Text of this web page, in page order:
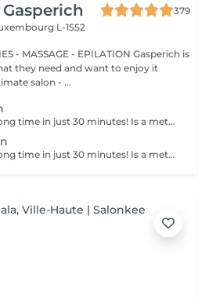
379
L-1552
- MASSAGE - EPILATION Gasperich is
they need and want to enjoy it
salon - ...
Get smooth skin for a long time in just 30 minutes! Is a method of hair removal when your hair is pulled out with warm wax with the hair follicle. How is wax epilation done? - preparation is performed - wax is applied - depilation is performed - wax residue is removed Age restrictions: recommended to do from 14 years. Post procedure recommendations: do not take hot bath, do not visit sauna, do not swim in the pool for 12 hours after the procedure - it can cause irritation. Frequency: once in 4 weeks.
Get smooth skin for a long time in just 30 minutes! Is a method of hair removal when your hair is pulled out with warm wax with the hair follicle. How is wax epilation done? - preparation is performed - wax is applied - depilation is performed - wax residue is removed Age restrictions: recommended to do from 14 years. Post procedure recommendations: do not take hot bath, do not visit sauna, do not swim in the pool for 12 hours after the procedure - it can cause irritation. Frequency: once in 4 weeks.